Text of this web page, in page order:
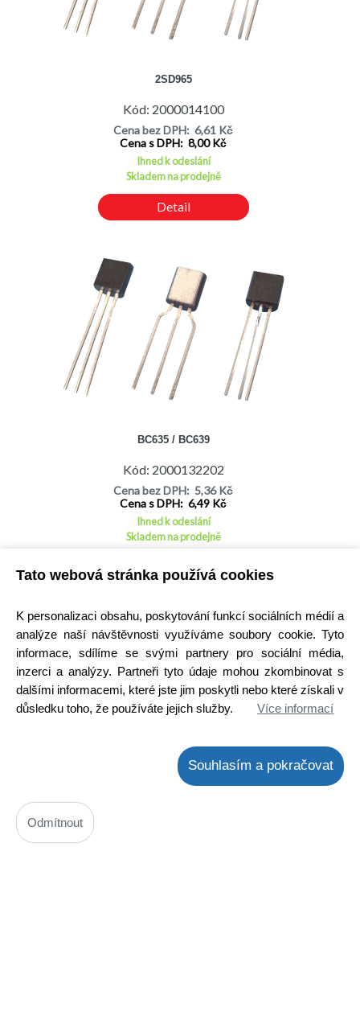
Tato webová stránka používá cookies
K personalizaci obsahu, poskytování funkcí sociálních médií a
analýze naší návštěvnosti využíváme soubory cookie. Tyto
informace, sdílíme se svými partnery pro sociální média,
inzerci a analýzy. Partneři tyto údaje mohou zkombinovat s
dalšími informacemi, které jste jim poskytli nebo které získali v
důsledku toho, že používáte jejich služby.
Více informací
Souhlasím a pokračovat
Odmítnout
2SD965
Kód: 2000014100
Cena bez DPH: 6,61 Kč
Cena s DPH: 8,00 Kč
Ihned k odeslání
Skladem na prodejně
Detail
BC635 / BC639
Kód: 2000132202
Cena bez DPH: 5,36 Kč
Cena s DPH: 6,49 Kč
Ihned k odeslání
Skladem na prodejně
Detail